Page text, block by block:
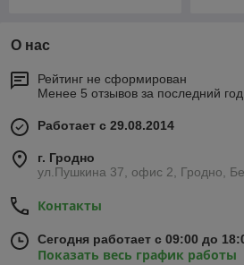
О нас
Рейтинг не сформирован
Менее 5 отзывов за последний год
Работает с 29.08.2014
г. Гродно
ул.Пушкина 37, офис 2, Гродно,
Контакты
Сегодня работает с 09:00 до
Показать весь график работы